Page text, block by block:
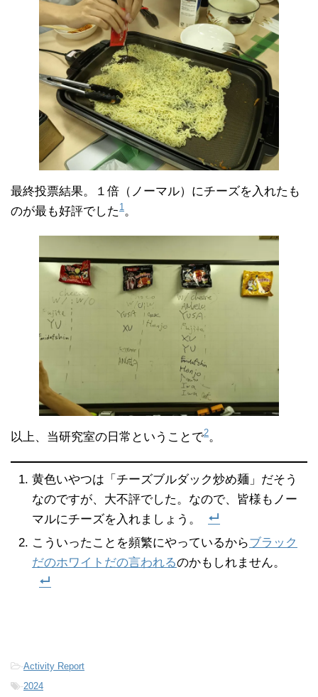
最終投票結果。１倍（ノーマル）にチーズを入れたも
のが最も好評でした 1。
以上、当研究室の日常ということで2。
黄色いやつは「チーズブルダック炒め麺」だそう
なのですが、大不評でした。なので、皆様もノー
マルにチーズを入れましょう。
こういったことを頻繁にやっているからブラック
だのホワイトだの言われるのかもしれません。
-Activity Report
-2024